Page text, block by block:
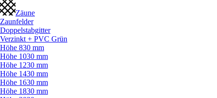
Zäune
Zaunfelder
Doppelstabgitter
Verzinkt + PVC Grün
Höhe 830 mm
Höhe 1030 mm
Höhe 1230 mm
Höhe 1430 mm
Höhe 1630 mm
Höhe 1830 mm